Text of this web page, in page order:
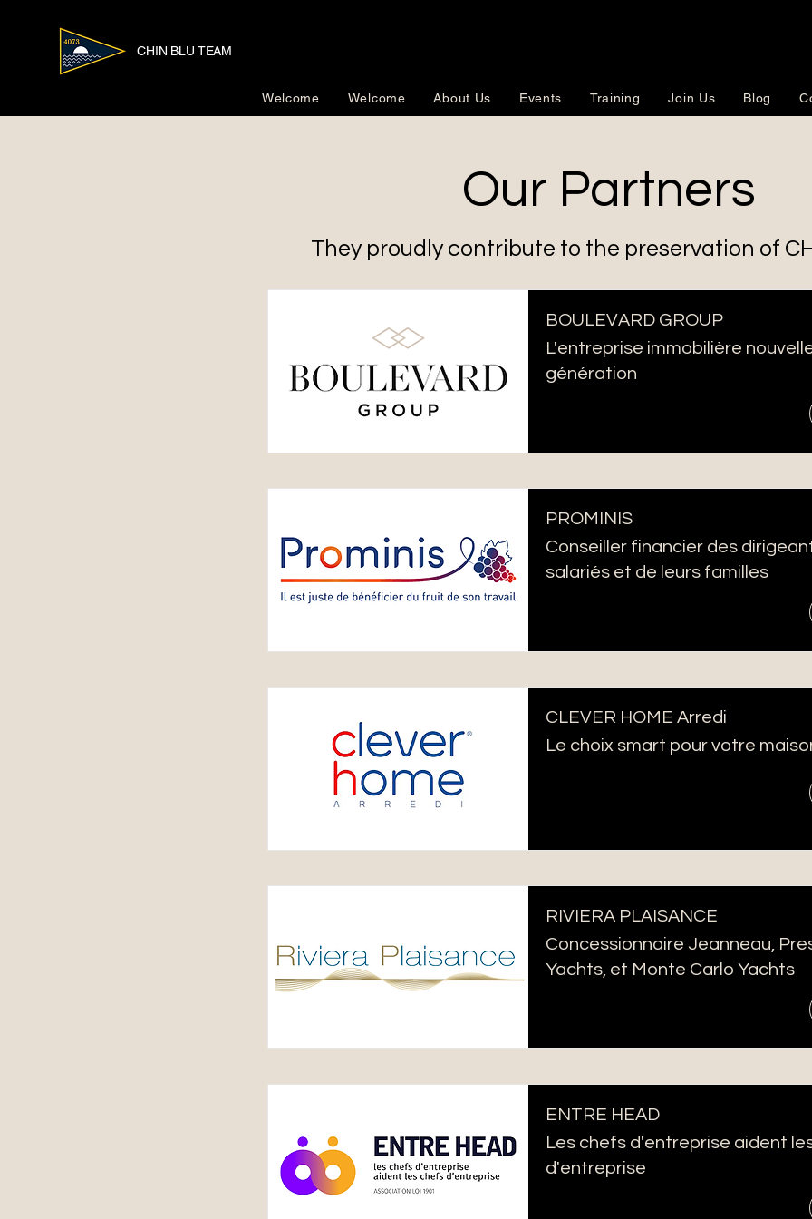
CHIN BLU TEAM
Welcome Welcome About Us Events Training Join Us Blog
Our Partners
They proudly contribute to the preservation of
BOULEVARD GROUP
L'entreprise immobilière
génération
PROMINIS
Conseiller financier des
salariés et de leurs familles
CLEVER HOME Arredi
Le choix smart pour votre
RIVIERA PLAISANCE
Concessionnaire Jeanneau,
Yachts, et Monte Carlo Yachts
ENTRE HEAD
Les chefs d'entreprise aident
d'entreprise